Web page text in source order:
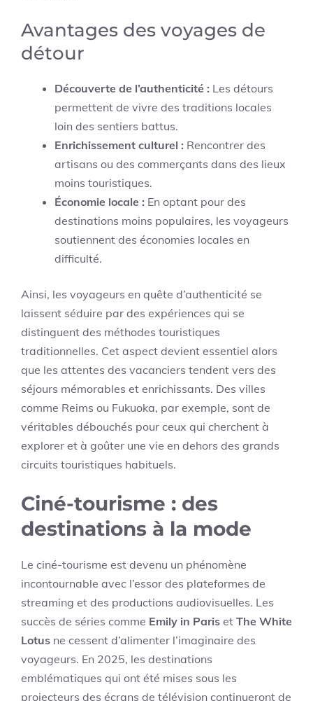
Avantages des voyages de
détour
Découverte de l’authenticité : Les détours
permettent de vivre des traditions locales
loin des sentiers battus.
Enrichissement culturel : Rencontrer des
artisans ou des commerçants dans des lieux
moins touristiques.
Économie locale : En optant pour des
destinations moins populaires, les voyageurs
soutiennent des économies locales en
difficulté.
Ainsi, les voyageurs en quête d’authenticité se
laissent séduire par des expériences qui se
distinguent des méthodes touristiques
traditionnelles. Cet aspect devient essentiel alors
que les attentes des vacanciers tendent vers des
séjours mémorables et enrichissants. Des villes
comme Reims ou Fukuoka, par exemple, sont de
véritables débouchés pour ceux qui cherchent à
explorer et à goûter une vie en dehors des grands
circuits touristiques habituels.
Ciné-tourisme : des
destinations à la mode
Le ciné-tourisme est devenu un phénomène
incontournable avec l’essor des plateformes de
streaming et des productions audiovisuelles. Les
succès de séries comme Emily in Paris et The White
Lotus ne cessent d’alimenter l’imaginaire des
voyageurs. En 2025, les destinations
emblématiques qui ont été mises sous les
projecteurs des écrans de télévision continueront de